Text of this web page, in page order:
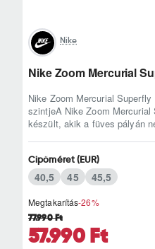
Nike
Nike Zoom Mercurial
Nike Zoom Mercurial
szintjeA Nike Zoom
készült, akik a füves pályán
Megtakarítás-26%
57.990 Ft
77.990 Ft
Cipőméret (EUR)
40,5 45 45,5